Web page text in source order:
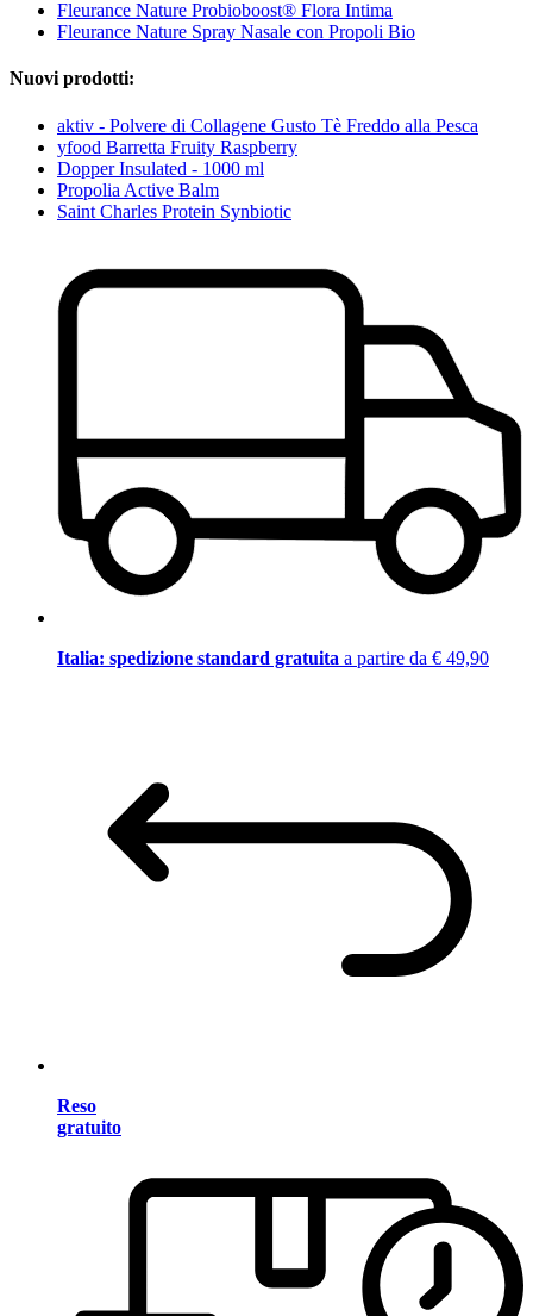
Fleurance Nature Probioboost® Flora Intima
Fleurance Nature Spray Nasale con Propoli Bio
Nuovi prodotti:
aktiv - Polvere di Collagene Gusto Tè Freddo alla Pesca
yfood Barretta Fruity Raspberry
Dopper Insulated - 1000 ml
Propolia Active Balm
Saint Charles Protein Synbiotic
Italia: spedizione standard gratuita a partire da € 49,90
Reso
gratuito